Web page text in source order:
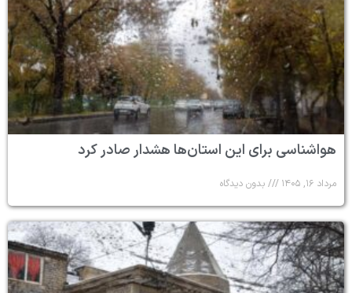
هواشناسی برای این استان‌ها هشدار صادر کرد
مرداد ۱۶, ۱۴۰۵ بدون دیدگاه